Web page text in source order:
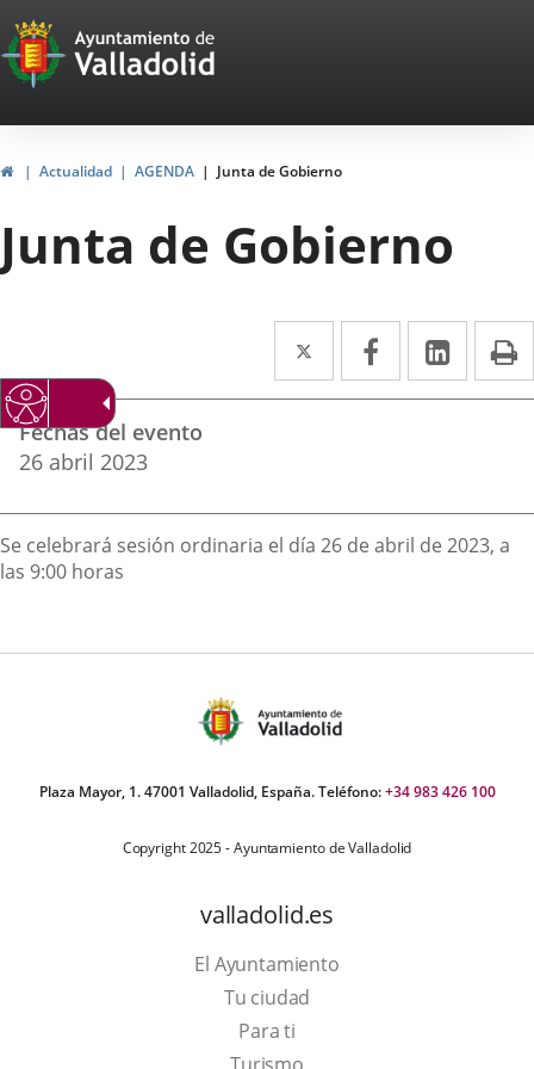
Portal
Web
del
Ayuntamiento
de
Valladolid
HomeActualidad AGENDA Junta de Gobierno
Junta de Gobierno
Twitter
Enlace
a
externa.
Facebook
Enlace
a
externa.
Enlace
a
Datos
del
evento
Fechas del evento
26 abril 2023
Descripción
Se celebrará sesión ordinaria el día 26 de abril de 2023, a
las 9:00 horas
Plaza Mayor, 1. 47001 Valladolid, España. Teléfono:+34 983 426 100
Copyright 2025 - Ayuntamiento de Valladolid
valladolid.es
El Ayuntamiento
Tu ciudad
Para ti
This